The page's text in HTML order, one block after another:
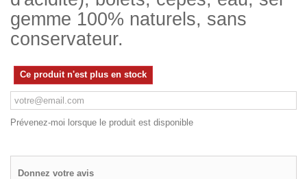
gemme 100% naturels, sans
conservateur.
Ce produit n'est plus en stock
Prévenez-moi lorsque le produit est disponible
Donnez votre avis